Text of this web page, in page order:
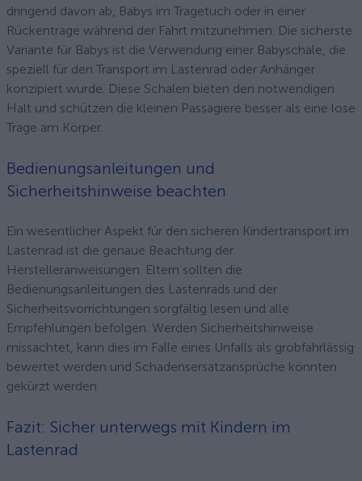
dringend davon ab, Babys im Tragetuch oder in einer
Rückentrage während der Fahrt mitzunehmen. Die sicherste
Variante für Babys ist die Verwendung einer Babyschale, die
speziell für den Transport im Lastenrad oder Anhänger
konzipiert wurde. Diese Schalen bieten den notwendigen
Halt und schützen die kleinen Passagiere besser als eine lose
Trage am Körper.
Bedienungsanleitungen und
Sicherheitshinweise beachten
Ein wesentlicher Aspekt für den sicheren Kindertransport im
Lastenrad ist die genaue Beachtung der
Herstelleranweisungen. Eltern sollten die
Bedienungsanleitungen des Lastenrads und der
Sicherheitsvorrichtungen sorgfältig lesen und alle
Empfehlungen befolgen. Werden Sicherheitshinweise
missachtet, kann dies im Falle eines Unfalls als grobfahrlässig
bewertet werden und Schadensersatzansprüche könnten
gekürzt werden.
Fazit: Sicher unterwegs mit Kindern im
Lastenrad